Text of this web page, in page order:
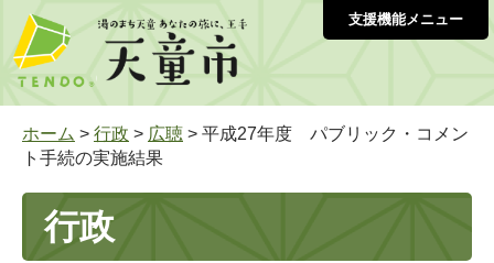
支援機能メニュー
ホーム > 行政 > 広聴 > 平成27年度 パブリック・コメン
ト手続の実施結果
行政